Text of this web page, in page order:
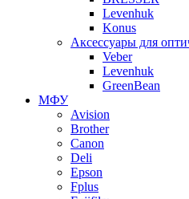
Levenhuk
Konus
Аксессуары для
Veber
Levenhuk
GreenBean
МФУ
Avision
Brother
Canon
Deli
Epson
Fplus